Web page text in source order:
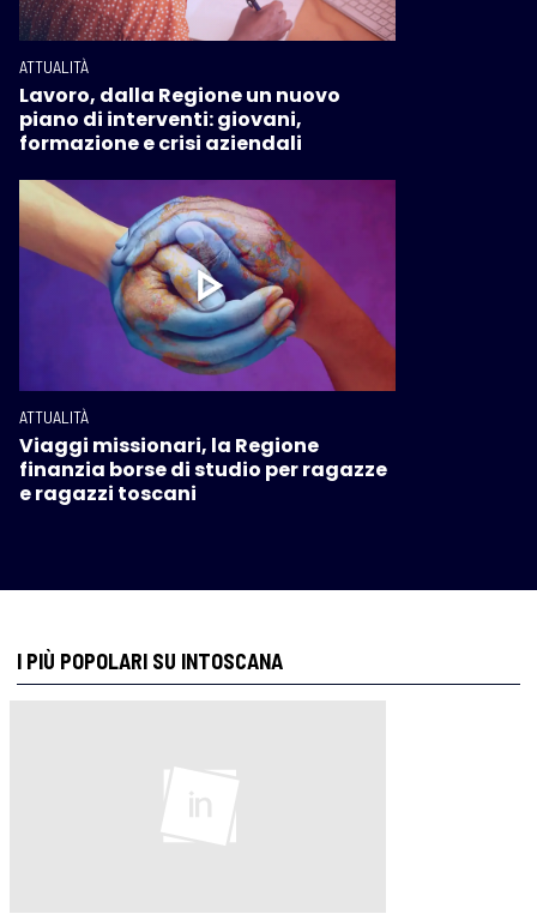
ATTUALITÀ
Lavoro, dalla Regione un nuovo
piano di interventi: giovani,
formazione e crisi aziendali
ATTUALITÀ
Viaggi missionari, la Regione
finanzia borse di studio per ragazze
e ragazzi toscani
I PIÙ POPOLARI SU INTOSCANA